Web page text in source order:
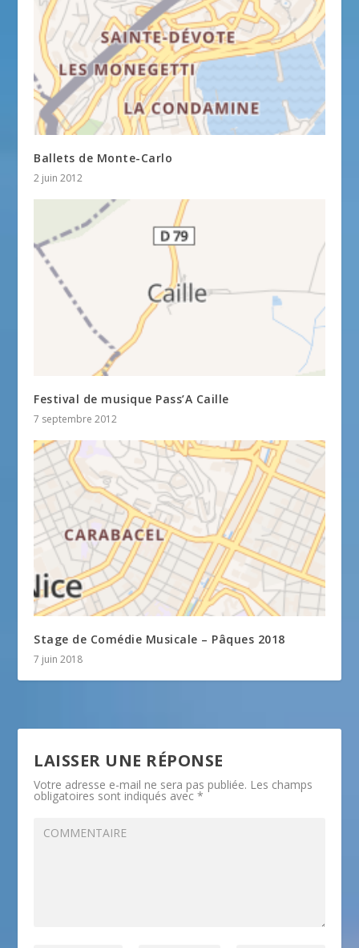
Ballets de Monte-Carlo
2 juin 2012
Festival de musique Pass’A Caille
7 septembre 2012
Stage de Comédie Musicale – Pâques 2018
7 juin 2018
LAISSER UNE RÉPONSE
Votre adresse e-mail ne sera pas publiée. Les champs
obligatoires sont indiqués avec*